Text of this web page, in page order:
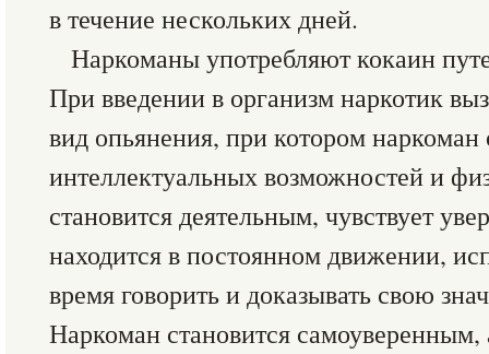
в течение нескольких дней.
Наркоманы употребляют кокаин
При введении в организм наркотик
вид опьянения, при котором
интеллектуальных возможностей и
становится деятельным, чувствует
находится в постоянном движении,
время говорить и доказывать свою
Наркоман становится